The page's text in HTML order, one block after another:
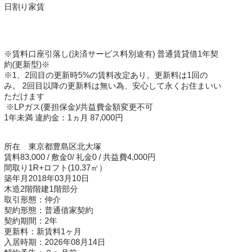
日割り家賃
※賃料口座引落し(決済サービス料別途有) 普通賃貸借1年契
約(更新型)※
※1、2回目の更新時5%の賃料改定あり。更新料は1回の
み。 2回目以降の更新料は無い為、安心して永くお住まいい
ただけます
1年未満 違約金：1ヵ月 87,000円
所在　東京都豊島区北大塚
賃料83,000 / 敷金0/ 礼金0 / 共益費4,000円
間取り1R+ロフト(10.37㎡）
築年月2018年03月10日
木造2階階建1階部分
取引形態：仲介
契約形態：普通借家契約
契約期間：2年
更新料：新賃料1ヶ月
入居時期：2026年08月14日